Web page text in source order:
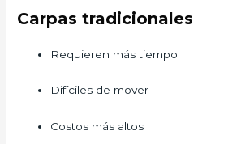
Carpas tradicionales
Requieren más tiempo
Difíciles de mover
Costos más altos